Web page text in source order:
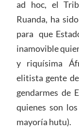
ad hoc, el
Ruanda, ha
para que
inamovible
y riquísima
elitista gente
gendarmes de
quienes son
mayoría hutu).